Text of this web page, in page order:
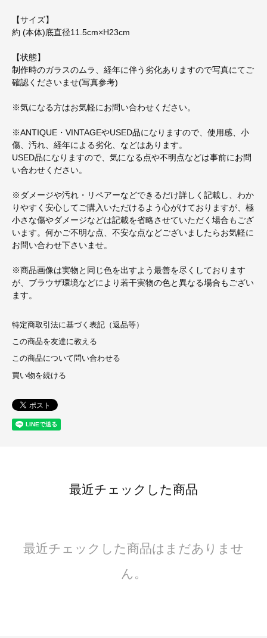
【サイズ】
約 (本体)底直径11.5cm×H23cm
【状態】
制作時のガラスのムラ、経年に伴う劣化ありますので写真にてご
確認くださいませ(写真参考)
※気になる方はお気軽にお問い合わせください。
※ANTIQUE・VINTAGEやUSED品になりますので、使用感、小
傷、汚れ、経年による劣化、などはあります。
USED品になりますので、気になる点や不明点などは事前にお問
い合わせください。
※ダメージや汚れ・リペアーなどできるだけ詳しく記載し、わか
りやすく安心してご購入いただけるよう心がけておりますが、極
小さな傷やダメージなどは記載を省略させていただく場合もござ
います。何かご不明な点、不安な点などございましたらお気軽に
お問い合わせ下さいませ。
※商品画像は実物と同じ色を出すよう最善を尽くしております
が、ブラウザ環境などにより若干実物の色と異なる場合もござい
ます。
特定商取引法に基づく表記（返品等）
この商品を友達に教える
この商品について問い合わせる
買い物を続ける
最近チェックした商品
最近チェックした商品はまだありませ
ん。